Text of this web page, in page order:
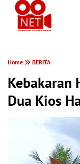
Home BERITA
Kebakaran
Dua Kios